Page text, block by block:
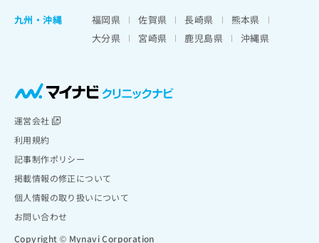
九州・沖縄
福岡県 佐賀県 長崎県
熊本県
大分県
宮崎県 鹿児島県 沖縄県
運営会社
利用規約
記事制作ポリシー
掲載情報の修正について
個人情報の取り扱いについて
お問い合わせ
Copyright © Mynavi Corporation